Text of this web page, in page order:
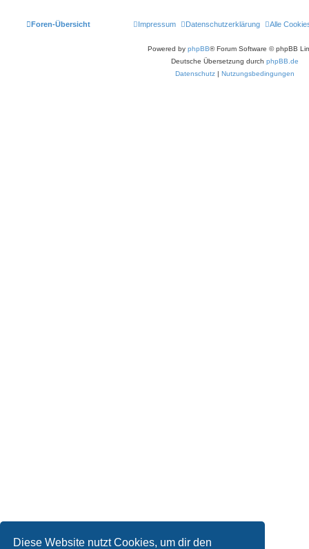
Diese Website nutzt Cookies, um dir den
Foren-Übersicht Alle
Datenschutzerklärung
Impressum
Powered by phpBB® Forum Software © phpBB
Deutsche Übersetzung durch phpBB.de
Datenschutz | Nutzungsbedingungen